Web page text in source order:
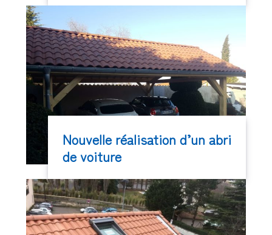
Nouvelle réalisation d’un abri
de voiture